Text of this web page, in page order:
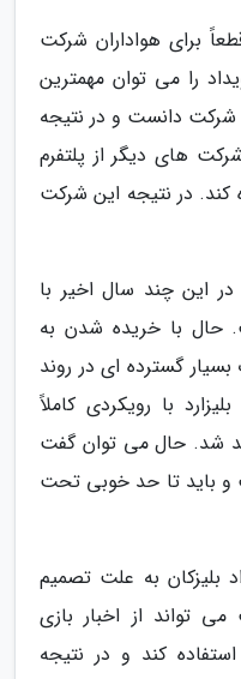
برای هواداران شرکت
را می توان مهمترین
شرکت دانست و در نتیجه
شرکت های دیگر از پلتفرم
کند. در نتیجه این شرکت
این چند سال اخیر با
حال با خریده شدن به
گسترده ای در روند
با رویکردی کاملاً
شد. حال می توان گفت
باید تا حد خوبی تحت
بلیزکان به علت تصمیم
تواند از اخبار بازی
کند و در نتیجه